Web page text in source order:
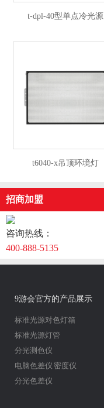
t-dpl-40型单点冷光源
​t6040-x吊顶环境灯
招商加盟
咨询热线：
400-888-5135
9游会官方的产品展示
标准光源对色灯箱
标准光源灯管
分光测色仪
电脑色差仪 密度仪
分光色差仪